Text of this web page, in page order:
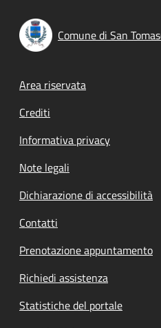
Comune di San
Footer menu
Area riservata
Crediti
Informativa privacy
Note legali
Dichiarazione di accessibilità
Contatti
Prenotazione appuntamento
Richiedi assistenza
Statistiche del portale